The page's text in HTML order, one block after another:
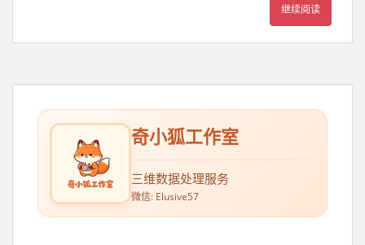
继续阅读
奇小狐工作室
三维数据处理服务
微信: Elusive57